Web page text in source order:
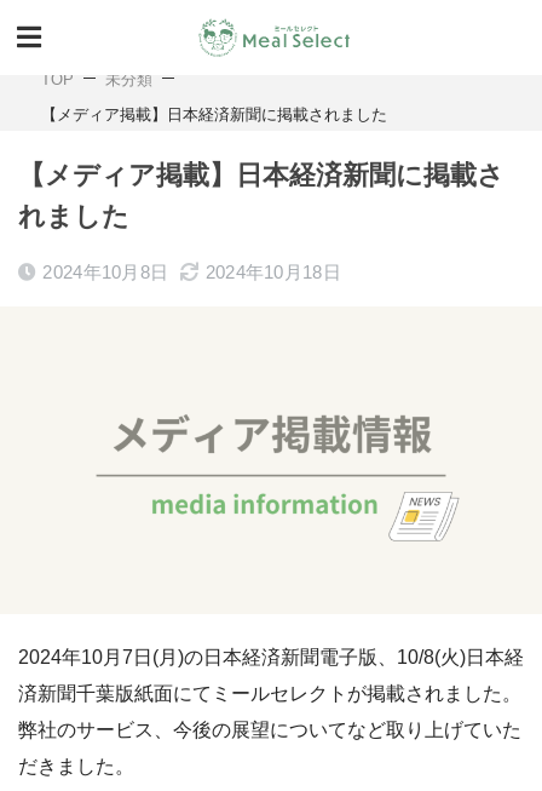
TOP
未分類
【メディア掲載】日本経済新聞に掲載されました
【メディア掲載】日本経済新聞に掲載さ
れました
2024年10月8日 2024年10月18日
2024年10月7日(月)の日本経済新聞電子版、10/8(火)日本経
済新聞千葉版紙面にてミールセレクトが掲載されました。
弊社のサービス、今後の展望についてなど取り上げていた
だきました。